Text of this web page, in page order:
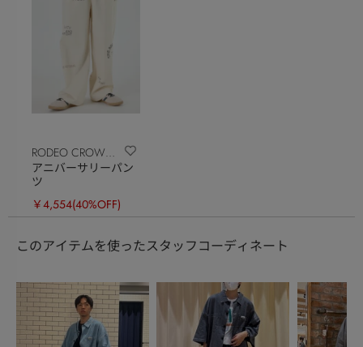
RODEO CROWNS
WIDE BOWL
アニバーサリーパン
ツ
￥4,554(40%OFF)
このアイテムを使ったスタッフコーディネート